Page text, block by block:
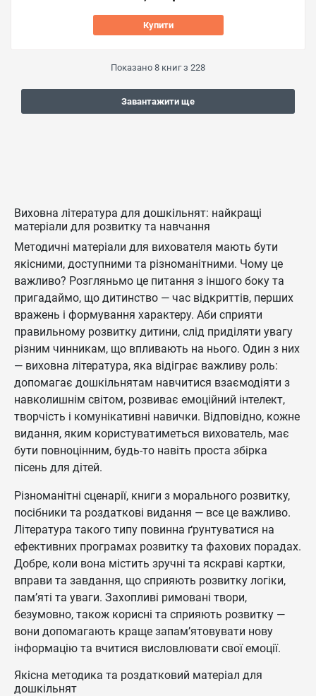
Купити
Показано 8 книг з 228
Завантажити ще
Виховна література для дошкільнят: найкращі
матеріали для розвитку та навчання
Методичні матеріали для вихователя мають бути
якісними, доступними та різноманітними. Чому це
важливо? Розгляньмо це питання з іншого боку та
пригадаймо, що дитинство — час відкриттів, перших
вражень і формування характеру. Аби сприяти
правильному розвитку дитини, слід приділяти увагу
різним чинникам, що впливають на нього. Один з них
— виховна література, яка відіграє важливу роль:
допомагає дошкільнятам навчитися взаємодіяти з
навколишнім світом, розвиває емоційний інтелект,
творчість і комунікативні навички. Відповідно, кожне
видання, яким користуватиметься вихователь, має
бути повноцінним, будь-то навіть проста збірка
пісень для дітей.
Різноманітні сценарії, книги з морального розвитку,
посібники та роздаткові видання — все це важливо.
Література такого типу повинна ґрунтуватися на
ефективних програмах розвитку та фахових порадах.
Добре, коли вона містить зручні та яскраві картки,
вправи та завдання, що сприяють розвитку логіки,
пам’яті та уваги. Захопливі римовані твори,
безумовно, також корисні та сприяють розвитку —
вони допомагають краще запам’ятовувати нову
інформацію та вчитися висловлювати свої емоції.
Якісна методика та роздатковий матеріал для
дошкільнят